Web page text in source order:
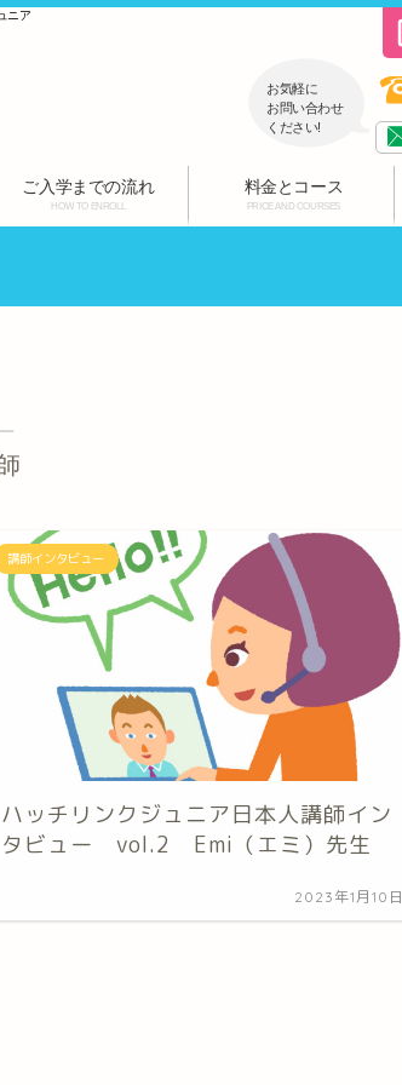
ニア
お気軽に
お問い合わせ
ください!
ご入学までの流れ
HOW TO ENROLL
料金とコース
PRICE AND COURSES
講師インタビュー
ハッチリンクジュニア日本人講師イン
タビュー vol.2 Emi（エミ）先生
2023年1月10日